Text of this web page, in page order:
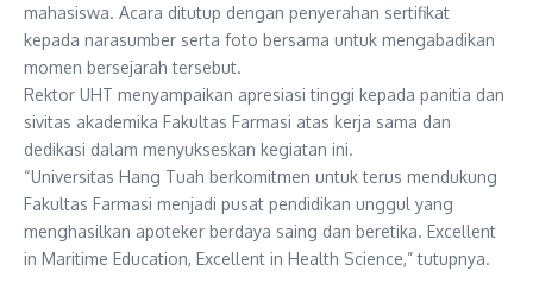
mahasiswa. Acara ditutup dengan penyerahan sertifikat
kepada narasumber serta foto bersama untuk mengabadikan
momen bersejarah tersebut.
Rektor UHT menyampaikan apresiasi tinggi kepada panitia dan
sivitas akademika Fakultas Farmasi atas kerja sama dan
dedikasi dalam menyukseskan kegiatan ini.
“Universitas Hang Tuah berkomitmen untuk terus mendukung
Fakultas Farmasi menjadi pusat pendidikan unggul yang
menghasilkan apoteker berdaya saing dan beretika. Excellent
in Maritime Education, Excellent in Health Science,” tutupnya.